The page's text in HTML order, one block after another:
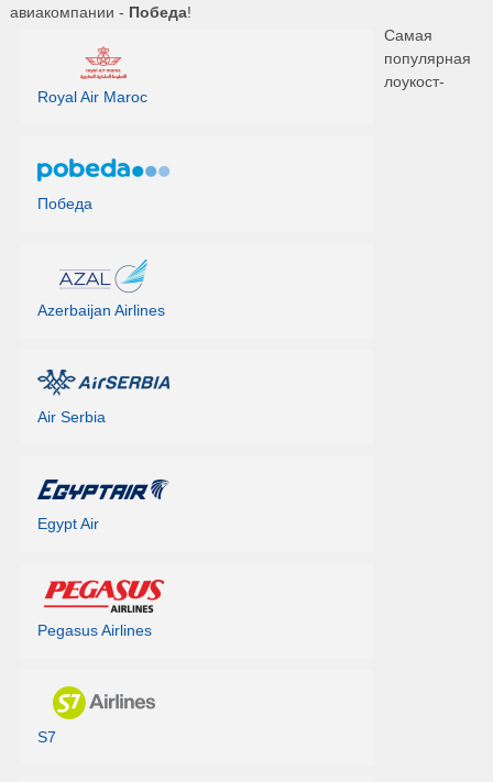
авиакомпании - Победа!
Royal Air Maroc
Победа
Azerbaijan Airlines
Air Serbia
Egypt Air
Pegasus Airlines
S7
Самая
популярная
лоукост-